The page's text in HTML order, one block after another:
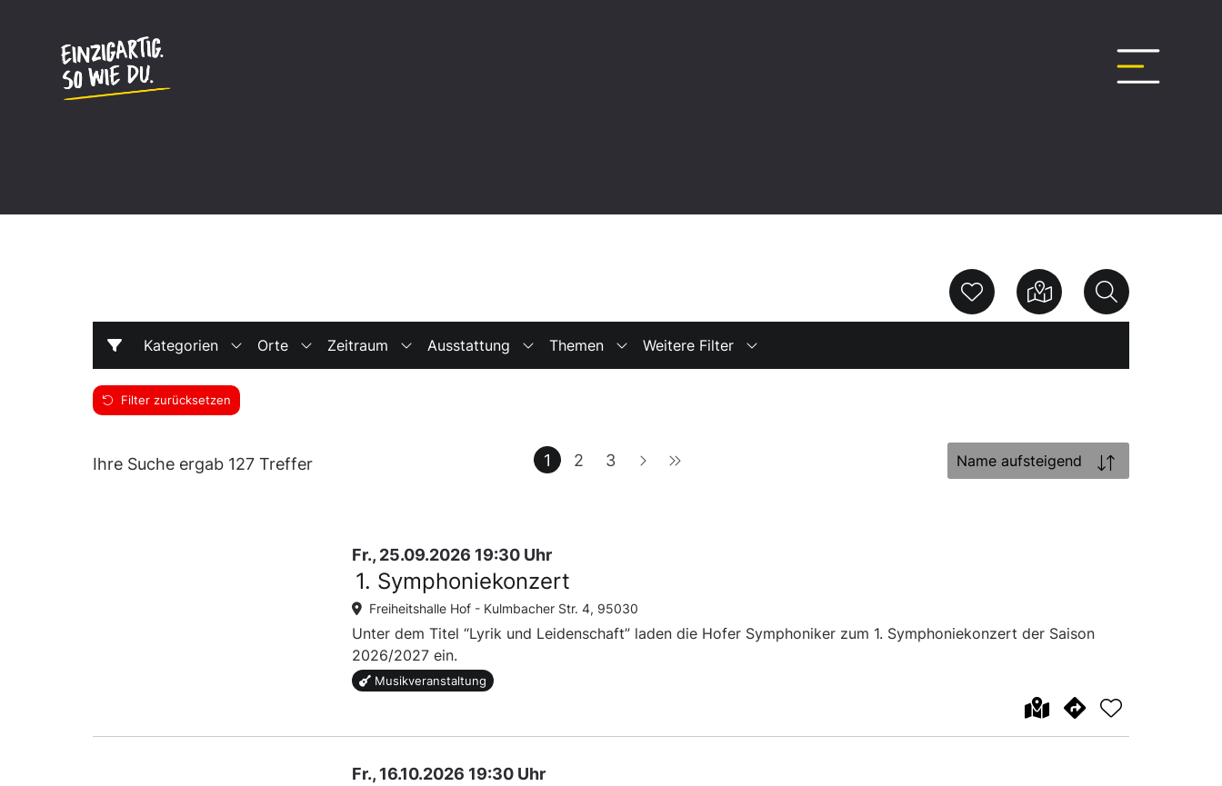
Kategorien Orte Zeitraum Ausstattung Themen Weitere Filter
Filter zurücksetzen
Ihre Suche ergab 127 Treffer
Sortierung:
1 2 3
Fr., 25.09.2026 19:30 Uhr
1. Symphoniekonzert
Freiheitshalle Hof - Kulmbacher Str. 4, 95030
Unter dem Titel “Lyrik und Leidenschaft” laden die Hofer Symphoniker zum 1. Symphoniekonzert der Saison
2026/2027 ein.
Musikveranstaltung
Fr., 16.10.2026 19:30 Uhr